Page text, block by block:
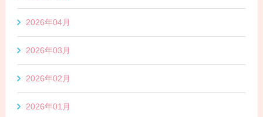
2026年04月
2026年03月
2026年02月
2026年01月